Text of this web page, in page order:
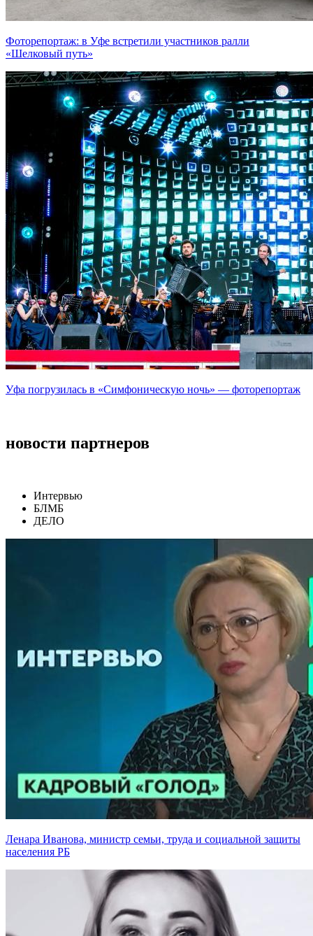
Фоторепортаж: в Уфе встретили участников ралли
«Шелковый путь»
Уфа погрузилась в «Симфоническую ночь» — фоторепортаж
новости партнеров
Интервью
БЛМБ
ДЕЛО
Ленара Иванова, министр семьи, труда и социальной защиты
населения РБ